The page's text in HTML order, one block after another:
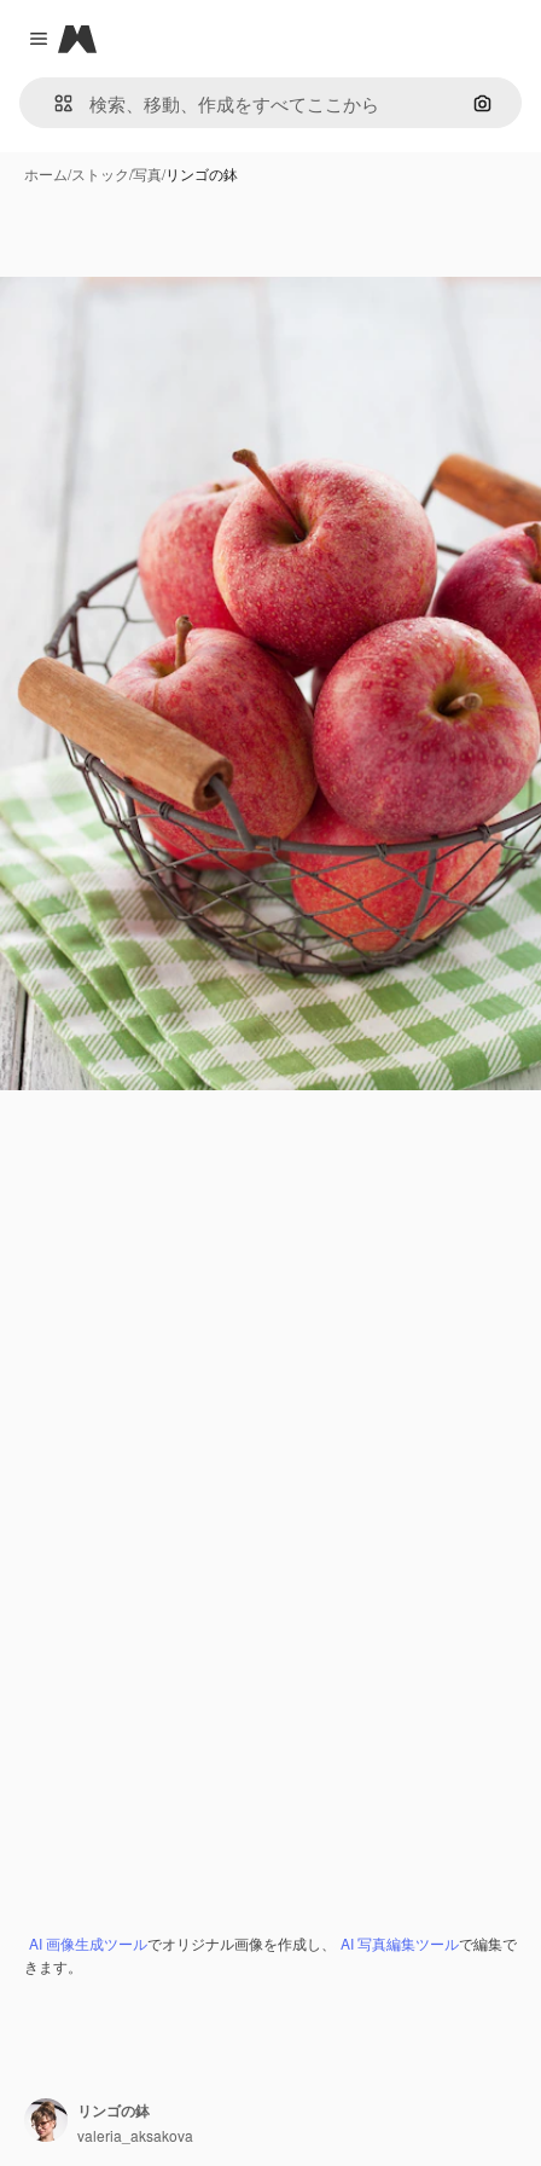
Close menu
Magnific
画像で
ホーム/ストック/写真/リンゴの鉢
AI 画像生成ツールでオリジナル画像を作成し、 AI 写真編集ツールで編集で
きます。
リンゴの鉢
valeria_aksakova